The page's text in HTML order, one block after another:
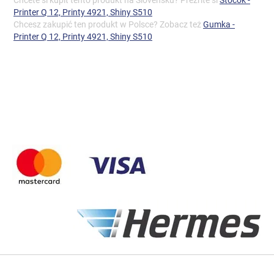
Printer Q 12, Printy 4921, Shiny S510
Chcesz zakupić ten produkt w Polsce? Zobacz też Gumka -
Printer Q 12, Printy 4921, Shiny S510